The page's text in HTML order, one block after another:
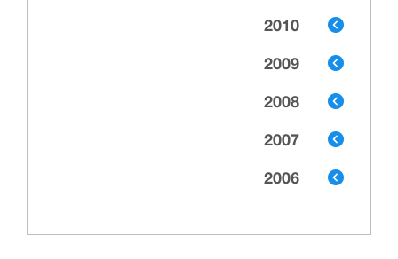
2010
2009
2008
2007
2006